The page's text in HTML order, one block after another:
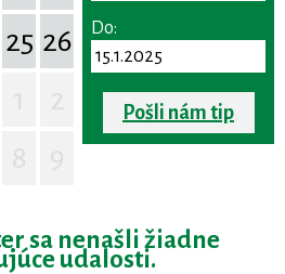
25 26
Do:
Pošli nám tip
sa nenašli žiadne
udalosti.